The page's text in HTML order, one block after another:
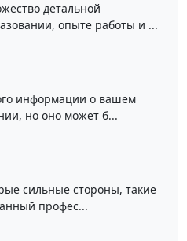
детальной
опыте работы и ...
информации о вашем
но оно может б...
сильные стороны, такие
профес...